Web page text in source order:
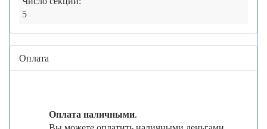
5
Оплата
Оплата наличными.